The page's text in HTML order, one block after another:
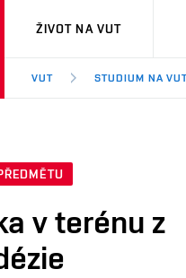
VUT
ŽIVOT NA VUT
VUT STUDIUM NA
v terénu z